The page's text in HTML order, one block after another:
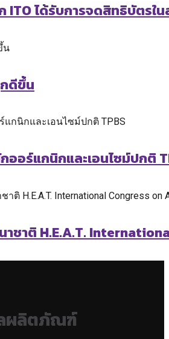
ITO ได้รับการจดสิทธิบัตรใ
ดีขึ้น
ออร์แกนิกและเอนไซม์ปกติ
าชาติ H.E.A.T.
ผลิตภัณฑ์